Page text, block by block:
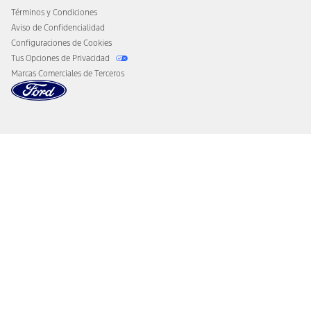
Términos y Condiciones
Aviso de Confidencialidad
Configuraciones de Cookies
Tus Opciones de Privacidad
Marcas Comerciales de Terceros